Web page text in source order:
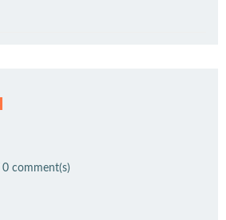
0 comment(s)